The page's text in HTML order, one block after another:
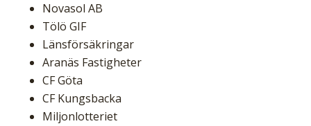
Novasol AB
Tölö GIF
Länsförsäkringar
Aranäs Fastigheter
CF Göta
CF Kungsbacka
Miljonlotteriet